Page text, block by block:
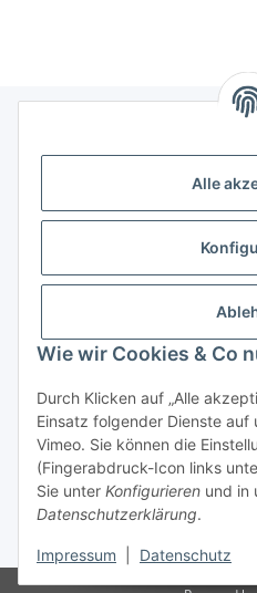
Alle
Wie wir Cookies & Co
Durch Klicken auf „Alle
Einsatz folgender Dienste auf
Vimeo. Sie können die
(Fingerabdruck-Icon links
Sie unter Konfigurieren und in
Datenschutzerklärung.
Impressum Datenschutz
Gesetzliche Informationen
Vertrag